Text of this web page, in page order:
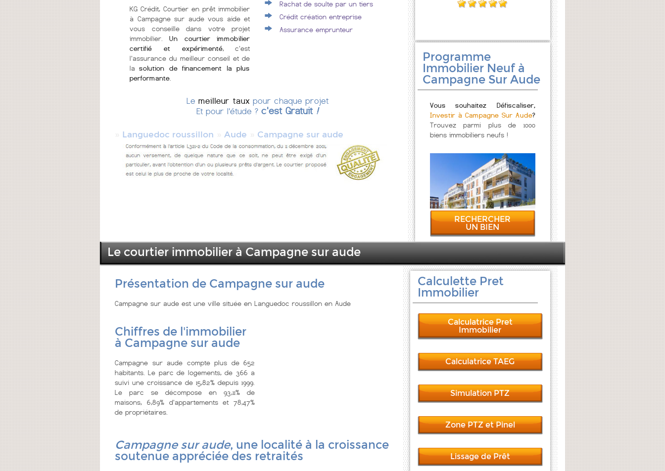
KG Crédit, Courtier en prêt immobilier
à Campagne sur aude vous aide et
vous conseille dans votre projet
immobilier. Un courtier immobilier
certifié et expérimenté, c'est
l'assurance du meilleur conseil et de
lasolution de financement la plus
performante
Rachat de soulte par un tiers
Crédit création entreprise
Assurance emprunteur
Le meilleur taux pour chaque projet
Et pour l'étude ?c'est Gratuit !
Languedoc roussillon Aude Campagne sur aude
Programme
Immobilier Neuf à
Campagne Sur Aude
Vous souhaitez Défiscaliser,
Investir à Campagne Sur Aude?
Trouvez parmi plus de 1000
biens immobiliers neufs !
RECHERCHER
UN BIEN
Le courtier immobilier à Campagne sur aude
Présentation de Campagne sur aude
Campagne sur aude est une ville située en Languedoc roussillon en Aude
Chiffres de l'immobilier
à Campagne sur aude
Campagne sur aude compte plus de 652
habitants. Le parc de logements, de 366 a
suivi une croissance de 15,82% depuis 1999.
Le parc se décompose en 93,11% de
maisons, 6,89% d'appartements et 78,47%
de propriétaires.
Campagne sur aude, une localité à la croissance
soutenue appréciée des retraités
Calculette Pret
Immobilier
Calculatrice Pret
Immobilier
Calculatrice TAEG
Simulation PTZ
Zone PTZ et Pinel
Lissage de Prêt